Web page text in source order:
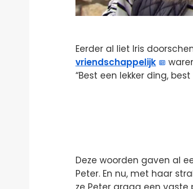
Eerder al liet Iris
vriendschappelijk
“Best een lekker ding,
Deze woorden gaven al
Peter. En nu, met haar